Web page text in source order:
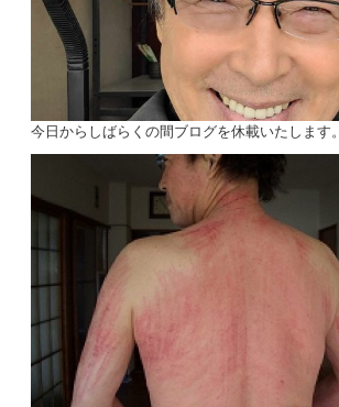
今日からしばらくの間ブログを休載いたします。